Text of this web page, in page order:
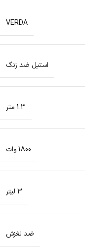
VERDA
استیل ضد زنگ
1.3 متر
1800 وات
3 لیتر
ضد لغزش